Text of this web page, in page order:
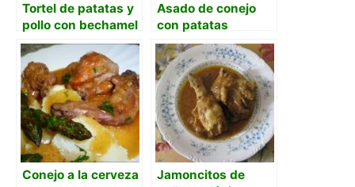
Tortel de patatas y
pollo con bechamel
Asado de conejo
con patatas
Conejo a la cerveza
Jamoncitos de